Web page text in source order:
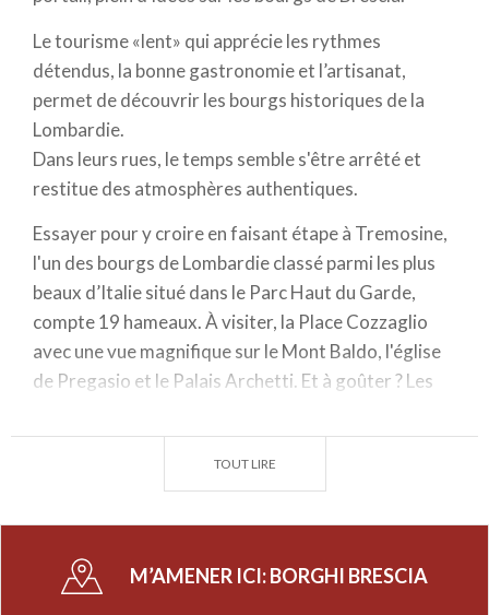
Le tourisme «lent» qui apprécie les rythmes
détendus, la bonne gastronomie et l’artisanat,
permet de découvrir les bourgs historiques de la
Lombardie.
Dans leurs rues, le temps semble s'être arrêté et
restitue des atmosphères authentiques.
Essayer pour y croire en faisant étape à Tremosine,
l'un des bourgs de Lombardie classé parmi les plus
beaux d’Italie situé dans le Parc Haut du Garde,
compte 19 hameaux. À visiter, la Place Cozzaglio
avec une vue magnifique sur le Mont Baldo, l'église
de Pregasio et le Palais Archetti. Et à goûter ? Les
Quel goût !
Parmi les bourgs de Brescia à ne pas manquer, nous
les anciens métiers de le région dont le forgeage du
TOUT LIRE
M’AMENER ICI:BORGHI BRESCIA